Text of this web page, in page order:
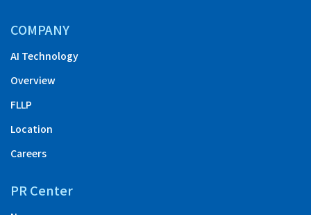
COMPANY
AI Technology
Overview
FLLP
Location
Careers
PR Center